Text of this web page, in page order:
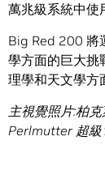
萬兆級系統中使
Big Red 200 將
學方面的巨大挑
理學和天文學方
主視覺照片:柏
Perlmutter 超級